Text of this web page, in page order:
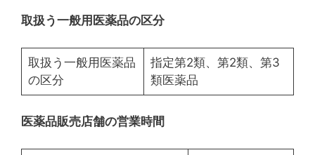
取扱う一般用医薬品の区分
取扱う一般用医薬品
の区分
指定第2類、第2類、第3
類医薬品
医薬品販売店舗の営業時間